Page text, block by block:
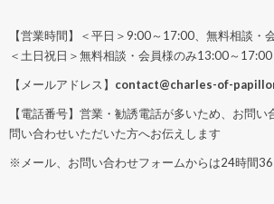
【営業時間】＜平日＞9:00～17:00、無料相談・
＜土日祝日＞無料相談・会員様のみ13:00～17:00
【メールアドレス】 contact@charles-of-
【電話番号】営業・勧誘電話が多いため、お問
問い合わせいただいた方へお伝えします
※メール、お問い合わせフォームからは24時間